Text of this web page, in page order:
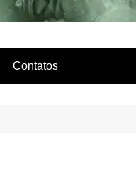
Contatos